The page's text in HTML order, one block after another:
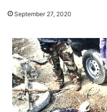
September 27, 2020